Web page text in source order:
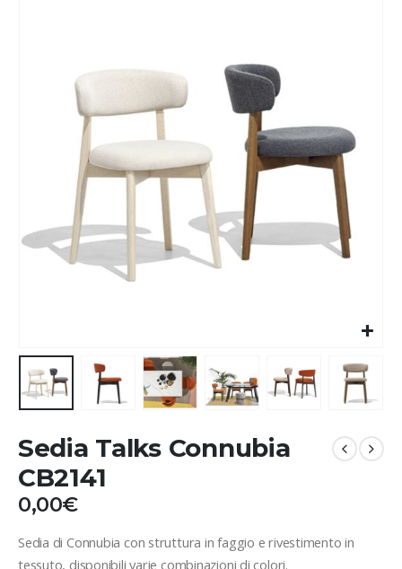
Sedia Talks Connubia
CB2141
0,00€
Sedia di Connubia con struttura in faggio e rivestimento in
tessuto, disponibili varie combinazioni di colori.